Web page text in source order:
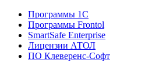
Программы 1C
Программы Frontol
SmartSafe Enterprise
Лицензии АТОЛ
ПО Клеверенс-Софт